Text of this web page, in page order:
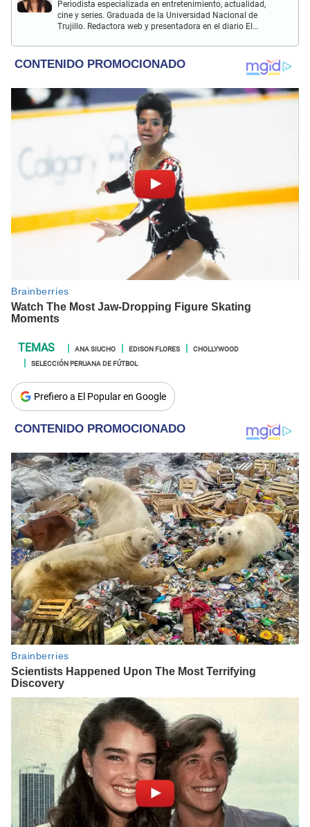
Periodista especializada en entretenimiento, actualidad,
cine y series. Graduada de la Universidad Nacional de
Trujillo. Redactora web y presentadora en el diario El
sociales, nuevas tecnologías, así como la defensa de los
derechos humanos y animales.
ANA SIUCHO EDISON FLORES
CHOLLYWOOD
SELECCIÓN PERUANA DE FÚTBOL
Prefiero a El Popular en Google